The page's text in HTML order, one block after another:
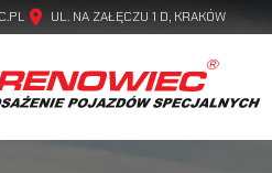
location_on UL. NA ZAŁĘCZU 1 D, KRAKÓW